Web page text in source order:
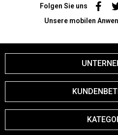
Folgen Sie uns
Unsere mobilen